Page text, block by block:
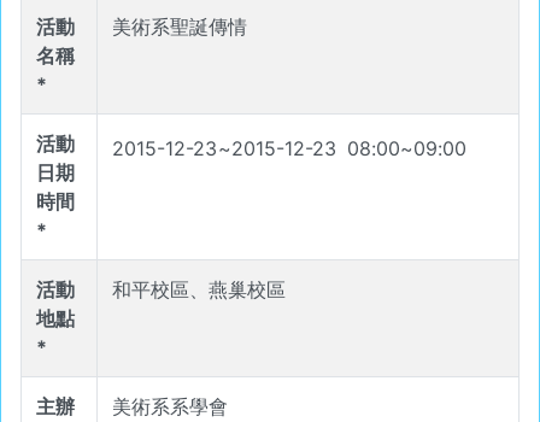
活動
名稱
*
美術系聖誕傳情
活動
日期
時間
*
2015-12-23~2015-12-23 08:00~09:00
活動
地點
*
和平校區、燕巢校區
主辦
美術系系學會